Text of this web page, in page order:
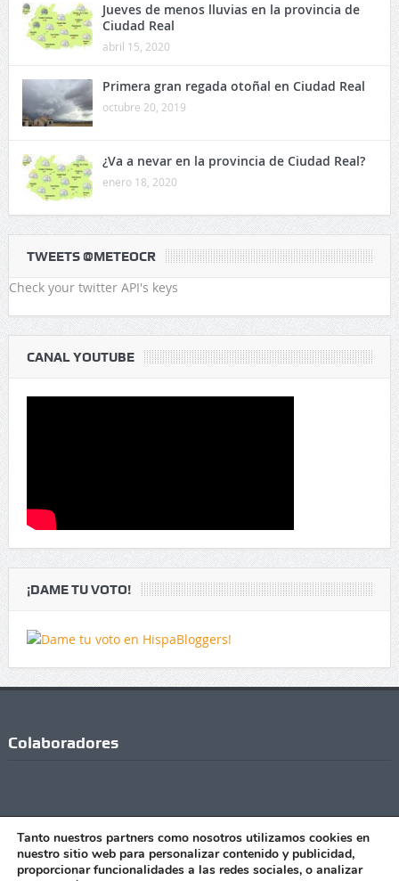
Jueves de menos lluvias en la provincia de
Ciudad Real
abril 15, 2020
Primera gran regada otoñal en Ciudad Real
octubre 20, 2019
¿Va a nevar en la provincia de Ciudad Real?
enero 18, 2020
TWEETS @METEOCR
Check your twitter API's keys
CANAL YOUTUBE
¡DAME TU VOTO!
Colaboradores
Tanto nuestros partners como nosotros utilizamos cookies en
nuestro sitio web para personalizar contenido y publicidad,
proporcionar funcionalidades a las redes sociales, o analizar